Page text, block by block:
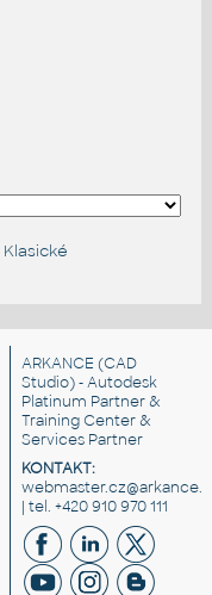
Klasické
ARKANCE (CAD
Studio) - Autodesk
Platinum Partner &
Training Center &
Services Partner
KONTAKT:
| tel. +420 910 970 111